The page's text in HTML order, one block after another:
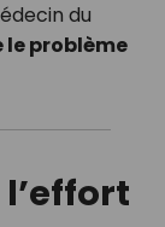
du
le problème